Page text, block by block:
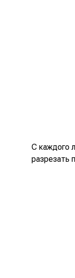
С каждого
разрезать